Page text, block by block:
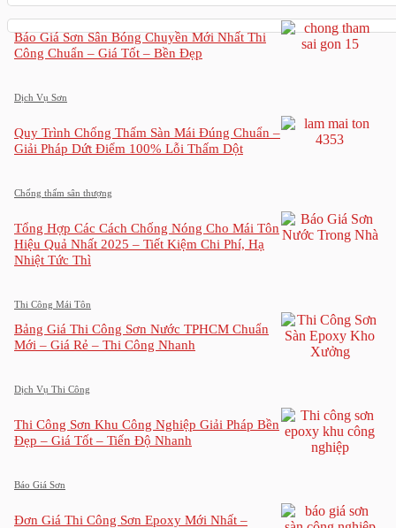
Báo Giá Sơn Sân Bóng Chuyền Mới Nhất Thi
Công Chuẩn – Giá Tốt – Bền Đẹp
Dịch Vụ Sơn
Quy Trình Chống Thấm Sàn Mái Đúng Chuẩn –
Giải Pháp Dứt Điểm 100% Lỗi Thấm Dột
Chống thấm sân thượng
Tổng Hợp Các Cách Chống Nóng Cho Mái Tôn
Hiệu Quả Nhất 2025 – Tiết Kiệm Chi Phí, Hạ
Nhiệt Tức Thì
Thi Công Mái Tôn
Bảng Giá Thi Công Sơn Nước TPHCM Chuẩn
Mới – Giá Rẻ – Thi Công Nhanh
Dịch Vụ Thi Công
Thi Công Sơn Khu Công Nghiệp Giải Pháp Bền
Đẹp – Giá Tốt – Tiến Độ Nhanh
Báo Giá Sơn
Đơn Giá Thi Công Sơn Epoxy Mới Nhất –